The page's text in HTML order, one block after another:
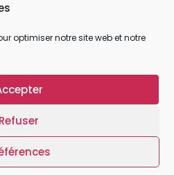
optimiser notre site web et notre
Refuser